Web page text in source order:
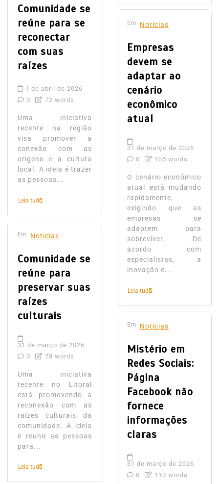
Comunidade se
reúne para se
reconectar
com suas
raízes
1 de abril de 2026
0
72 words
Uma iniciativa
recente na região
visa promover a
conexão com as
origens e a cultura
local. A ideia é trazer
as pessoas...
Leia tudo
Em Notícias
Comunidade se
reúne para
preservar suas
raízes
culturais
31 de março de 2026
0
78 words
Uma iniciativa
recente no Litoral
está promovendo a
reconexão com as
raízes culturais da
comunidade. A ideia
é reunir as pessoas
para...
Leia tudo
Em Notícias
Empresas
devem se
adaptar ao
cenário
econômico
atual
31 de março de 2026
0
105 words
O cenário econômico
atual está mudando
rapidamente,
exigindo que as
empresas se
adaptem para
sobreviver. De
acordo com
especialistas, a
inovação e...
Leia tudo
Em Notícias
Mistério em
Redes Sociais:
Página
Facebook não
fornece
informações
claras
31 de março de 2026
0
110 words